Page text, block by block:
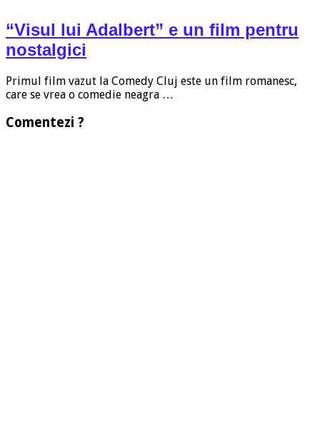
“Visul lui Adalbert” e un film pentru
nostalgici
Primul film vazut la Comedy Cluj este un film romanesc,
care se vrea o comedie neagra …
Comentezi ?